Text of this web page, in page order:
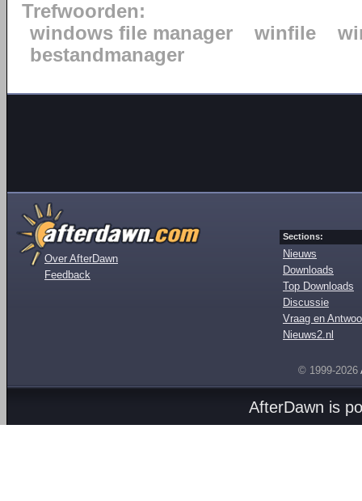
Trefwoorden:
windows file manager
winfile
bestandmanager
Over AfterDawn
Feedback
Sections:
Nieuws
Downloads
Top Downloads
Discussie
Vraag en
Nieuws2.nl
© 1999-2026
AfterDawn is